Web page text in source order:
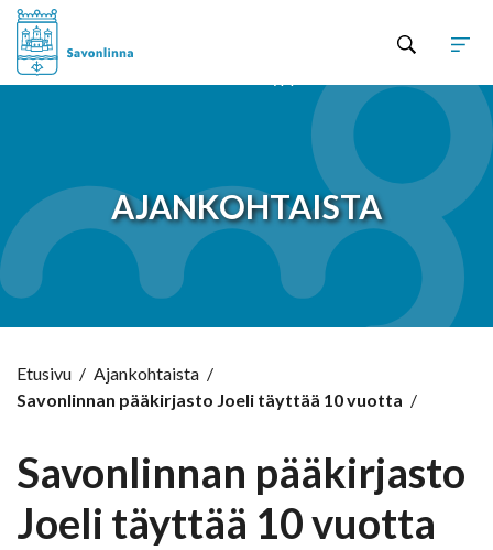
AJANKOHTAISTA
Etusivu / Ajankohtaista /
Savonlinnan pääkirjasto Joeli täyttää 10 vuotta /
Savonlinnan pääkirjasto
Joeli täyttää 10 vuotta